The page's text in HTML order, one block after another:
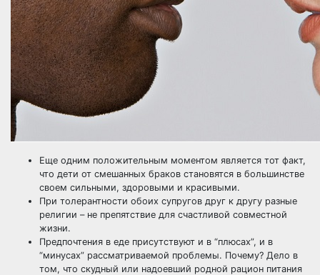
Еще одним положительным моментом является тот факт,
что дети от смешанных браков становятся в большинстве
своем сильными, здоровыми и красивыми.
При толерантности обоих супругов друг к другу разные
религии – не препятствие для счастливой совместной
жизни.
Предпочтения в еде присутствуют и в “плюсах”, и в
“минусах” рассматриваемой проблемы. Почему? Дело в
том, что скудный или надоевший родной рацион питания